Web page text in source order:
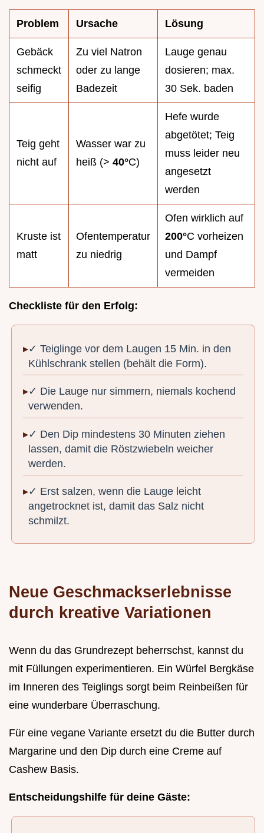
Problem Ursache Lösung
Gebäck
schmeckt
seifig
Zu viel Natron
oder zu lange
Badezeit
Lauge genau
dosieren; max.
30 Sek. baden
Teig geht
nicht auf
Wasser war zu
heiß (> 40°C)
Hefe wurde
abgetötet; Teig
muss leider neu
angesetzt
werden
Kruste ist
matt
Ofentemperatur
zu niedrig
Ofen wirklich auf
200°C vorheizen
und Dampf
vermeiden
Checkliste für den Erfolg:
✓ Teiglinge vor dem Laugen 15 Min. in den
Kühlschrank stellen (behält die Form).
✓ Die Lauge nur simmern, niemals kochend
verwenden.
✓ Den Dip mindestens 30 Minuten ziehen
lassen, damit die Röstzwiebeln weicher
werden.
✓ Erst salzen, wenn die Lauge leicht
angetrocknet ist, damit das Salz nicht
schmilzt.
Neue Geschmackserlebnisse
durch kreative Variationen
Wenn du das Grundrezept beherrschst, kannst du
mit Füllungen experimentieren. Ein Würfel Bergkäse
im Inneren des Teiglings sorgt beim Reinbeißen für
eine wunderbare Überraschung.
Für eine vegane Variante ersetzt du die Butter durch
Margarine und den Dip durch eine Creme auf
Cashew Basis.
Entscheidungshilfe für deine Gäste: